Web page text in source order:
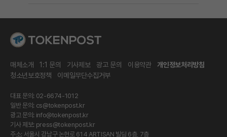
매체소개 1:1 문의 기사제보 광고 문의 이용약관
개인정보처리방침
청소년보호정책
이메일무단수집거부
대표 문의: 02-6674-1012
일반 문의: cs@tokenpost.kr
광고 문의: info@tokenpost.kr
기사 제보: press@tokenpost.kr
주소: 서울시 강남구 논현로 614 ARTISAN 빌딩 6층, 7층